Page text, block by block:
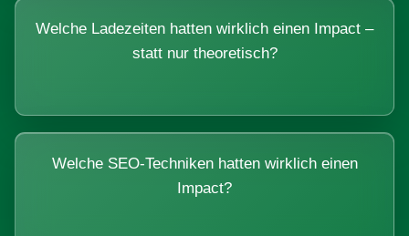
Welche Ladezeiten hatten wirklich einen Impact –
statt nur theoretisch?
Welche SEO-Techniken hatten wirklich einen
Impact?